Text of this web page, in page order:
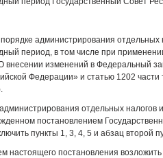
администрирования отдельных
период, в том числе при
изменений в Федеральный
Федерации» и статью 1202 части
отдельных налогов
постановлением
пункты 1, 3, 4, 5 и абзац второй
настоящего постановления